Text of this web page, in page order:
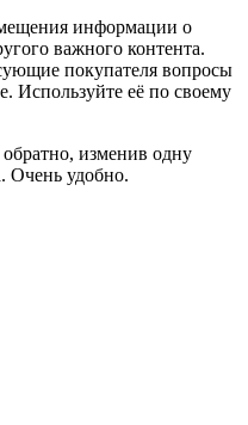
информации о
важного контента.
покупателя вопросы
Используйте её по своему
изменив одну
Очень удобно.